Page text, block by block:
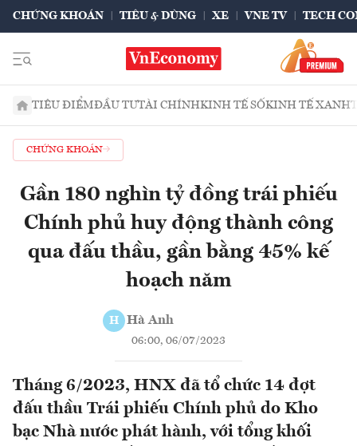
CHỨNG KHOÁN TIÊU & DÙNG XE VNE TV TECH
TIÊU ĐIỂMĐẦU TƯTÀI CHÍNHKINH TẾ SỐKINH TẾ XANH
CHỨNG KHOÁN
Gần 180 nghìn tỷ đồng trái phiếu
Chính phủ huy động thành công
qua đấu thầu, gần bằng 45% kế
hoạch năm
H Hà Anh
06:00, 06/07/2023
Tháng 6/2023, HNX đã tổ chức 14 đợt
đấu thầu Trái phiếu Chính phủ do Kho
bạc Nhà nước phát hành, với tổng khối